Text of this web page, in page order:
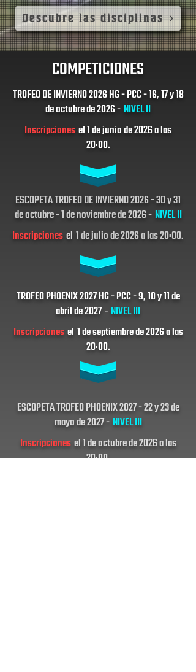
Descubre las disciplinas
COMPETICIONES
TROFEO DE INVIERNO 2026 HG - PCC - 16, 17 y 18
de octubre de 2026 -NIVEL II
Inscripcionesel 1 de junio de 2026 a las
20:00.
ESCOPETA TROFEO DE INVIERNO 2026 - 30 y 31
de octubre - 1 de noviembre de 2026 - NIVEL II
Inscripcionesel 1 de julio de 2026 a las 20:00.
TROFEO PHOENIX 2027 HG - PCC - 9, 10 y 11 de
abril de 2027- NIVEL III
Inscripciones el 1 de septiembre de 2026 a las
20:00.
ESCOPETA TROFEO PHOENIX 2027 - 22 y 23 de
mayo de 2027 - NIVEL III
Inscripciones el 1 de octubre de 2026 a las
20:00.